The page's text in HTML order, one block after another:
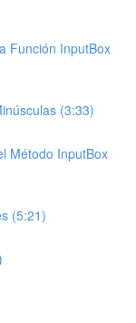
Función InputBox
(3:33)
Método InputBox
(5:21)